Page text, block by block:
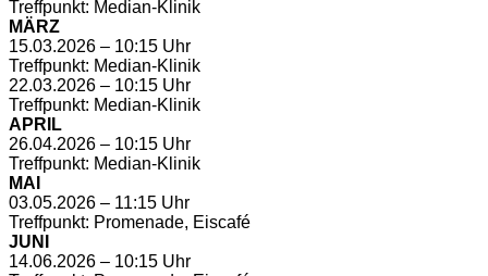
Treffpunkt: Median-Klinik
MÄRZ
15.03.2026 – 10:15 Uhr
Treffpunkt: Median-Klinik
22.03.2026 – 10:15 Uhr
Treffpunkt: Median-Klinik
APRIL
26.04.2026 – 10:15 Uhr
Treffpunkt: Median-Klinik
MAI
03.05.2026 – 11:15 Uhr
Treffpunkt: Promenade, Eiscafé
JUNI
14.06.2026 – 10:15 Uhr